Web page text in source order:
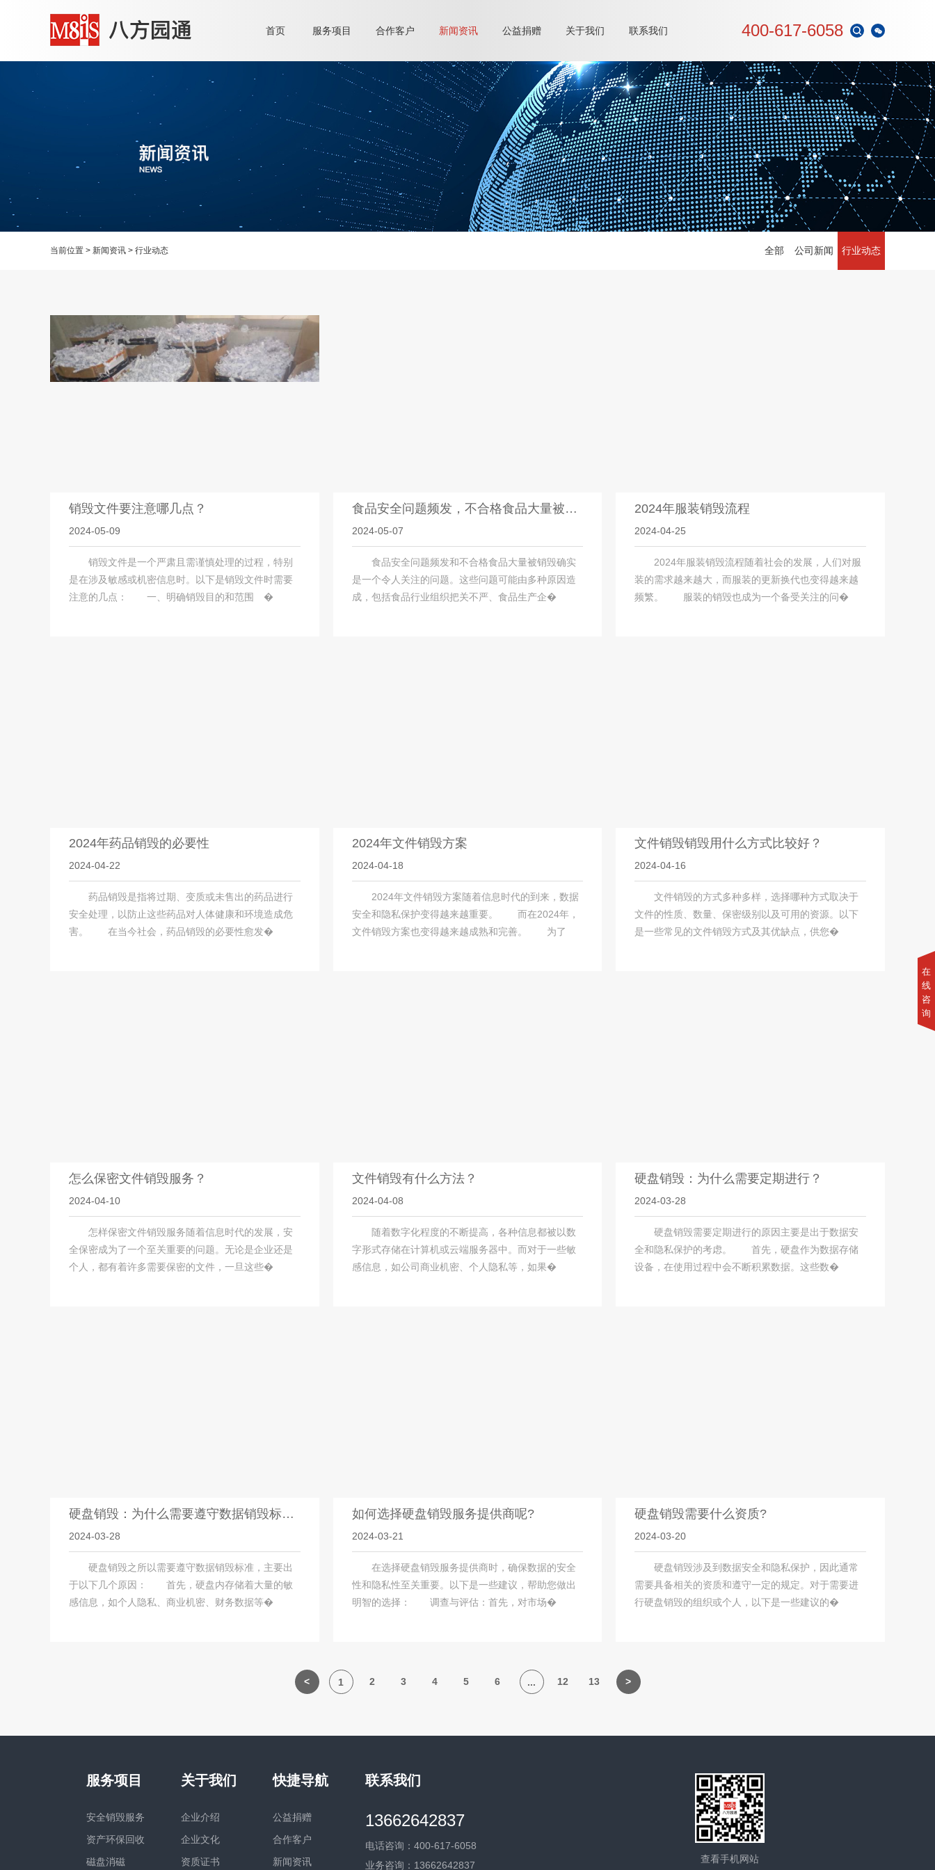
首页 服务项目 合作客户 新闻资讯 公益捐赠 关于我们 联系我们 400-617-6058
当前位置 > 新闻资讯 > 行业动态 全部 公司新闻 行业动态
销毁文件要注意哪几点？
2024-05-09
销毁文件是一个严肃且需谨慎处理的过程，特别
是在涉及敏感或机密信息时。以下是销毁文件时需要
注意的几点： 一、明确销毁目的和范围 �
食品安全问题频发，不合格食品大量被销毁
2024-05-07
食品安全问题频发和不合格食品大量被销毁确实
是一个令人关注的问题。这些问题可能由多种原因造
成，包括食品行业组织把关不严、食品生产企�
2024年服装销毁流程
2024-04-25
2024年服装销毁流程随着社会的发展，人们对服
装的需求越来越大，而服装的更新换代也变得越来越
频繁。 服装的销毁也成为一个备受关注的问�
2024年药品销毁的必要性
2024-04-22
药品销毁是指将过期、变质或未售出的药品进行
安全处理，以防止这些药品对人体健康和环境造成危
害。 在当今社会，药品销毁的必要性愈发�
2024年文件销毁方案
2024-04-18
2024年文件销毁方案随着信息时代的到来，数据
安全和隐私保护变得越来越重要。 而在2024年，
文件销毁方案也变得越来越成熟和完善。 为了
文件销毁销毁用什么方式比较好？
2024-04-16
文件销毁的方式多种多样，选择哪种方式取决于
文件的性质、数量、保密级别以及可用的资源。以下
是一些常见的文件销毁方式及其优缺点，供您�
怎么保密文件销毁服务？
2024-04-10
怎样保密文件销毁服务随着信息时代的发展，安
全保密成为了一个至关重要的问题。无论是企业还是
个人，都有着许多需要保密的文件，一旦这些�
文件销毁有什么方法？
2024-04-08
随着数字化程度的不断提高，各种信息都被以数
字形式存储在计算机或云端服务器中。而对于一些敏
感信息，如公司商业机密、个人隐私等，如果�
硬盘销毁：为什么需要定期进行？
2024-03-28
硬盘销毁需要定期进行的原因主要是出于数据安
全和隐私保护的考虑。 首先，硬盘作为数据存储
设备，在使用过程中会不断积累数据。这些数�
硬盘销毁：为什么需要遵守数据销毁标准？
2024-03-28
硬盘销毁之所以需要遵守数据销毁标准，主要出
于以下几个原因： 首先，硬盘内存储着大量的敏
感信息，如个人隐私、商业机密、财务数据等�
如何选择硬盘销毁服务提供商呢?
2024-03-21
在选择硬盘销毁服务提供商时，确保数据的安全
性和隐私性至关重要。以下是一些建议，帮助您做出
明智的选择： 调查与评估：首先，对市场�
硬盘销毁需要什么资质?
2024-03-20
硬盘销毁涉及到数据安全和隐私保护，因此通常
需要具备相关的资质和遵守一定的规定。对于需要进
行硬盘销毁的组织或个人，以下是一些建议的�
1 2 3 4 5 6 ... 12 13
服务项目
安全销毁服务
资产环保回收
磁盘消磁
关于我们
企业介绍
企业文化
资质证书
快捷导航
公益捐赠
合作客户
新闻资讯
联系我们
13662642837
电话咨询：400-617-6058
业务咨询：13662642837
查看手机网站
在
线
咨
询